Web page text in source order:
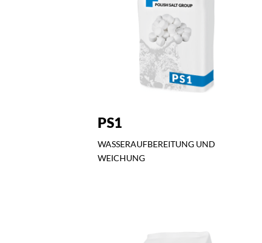
PS1
WASSERAUFBEREITUNG UND
WEICHUNG